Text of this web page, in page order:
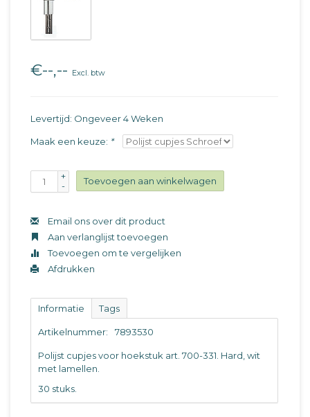
€--,-- Excl. btw
Levertijd: Ongeveer 4 Weken
Maak een keuze: *
+
-
Toevoegen aan winkelwagen
Email ons over dit product
Aan verlanglijst toevoegen
Toevoegen om te vergelijken
Afdrukken
Informatie Tags
Artikelnummer: 7893530
Polijst cupjes voor hoekstuk art. 700-331. Hard, wit
met lamellen.
30 stuks.